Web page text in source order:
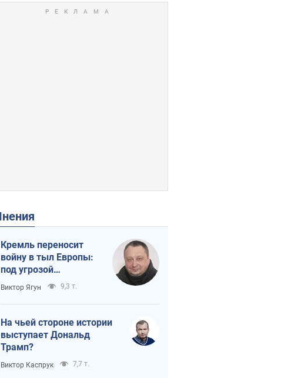
Мнения
Кремль переносит
войну в тыл Европы:
под угрозой
критическая
логистика
Виктор Ягун 9,3 т.
На чьей стороне истории
выступает Дональд
Трамп?
Виктор Каспрук 7,7 т.